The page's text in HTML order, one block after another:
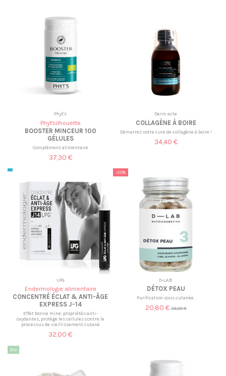
Phyt's
Phyt'silhouette
BOOSTER MINCEUR 100
GÉLULES
Complément alimentaire
37,30 €
Derm acte
COLLAGÈNE À BOIRE
Démarrez votre cure de collagène à boire !
34,40 €
LPG
Endermologie alimentaire
CONCENTRÉ ÉCLAT & ANTI-ÂGE
EXPRESS J-14
Effet bonne mine, propriétés anti-
oxydantes, protège les cellules contre le
processus de vieillissement cutané
32,00 €
-20%
D-LAB
DÉTOX PEAU
Purification sous cutanée.
20,80 € 26,00 €
Bio